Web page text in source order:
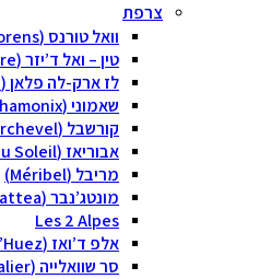
צרפת
וואל טורנס (Val Thorens)
טין – ואל ד’יזר (Tignes/Val Disere)
לז ארק-לה פלאן (Les Arcs La Plagne)
שאמוני (Chamonix)
קורשבל (Courchevel)
אבוריאז (Avoriaz – Portes du Soleil)
מריבל (Méribel)
מונטג’נבר (Via Lattea)
Les 2 Alpes
אלפ ד’ואז (Alpe d’Huez)
סר שוואלייה (Serre Chevalier)